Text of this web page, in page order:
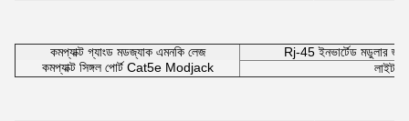
কমপ্যাক্ট গ্যাংড মডজ্যাক এমনকি লেজ
Rj-45 ইনভার্টেড মডুলার
কমপ্যাক্ট সিঙ্গল পোর্ট Cat5e Modjack
লাইট